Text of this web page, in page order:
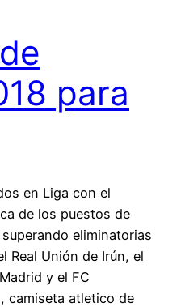
para
en Liga con el
de los puestos de
eliminatorias
Real Unión de Irún, el
y el FC
camiseta atletico de